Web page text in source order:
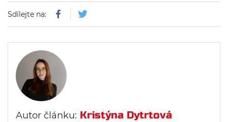
místě skončil Oscar Piastri. Prokletí
druhé sedačky u Red Bullu
skončil až patnáctý. Mezitím Liam
Sdílejte na:
Autor článku: Kristýna Dytrtová